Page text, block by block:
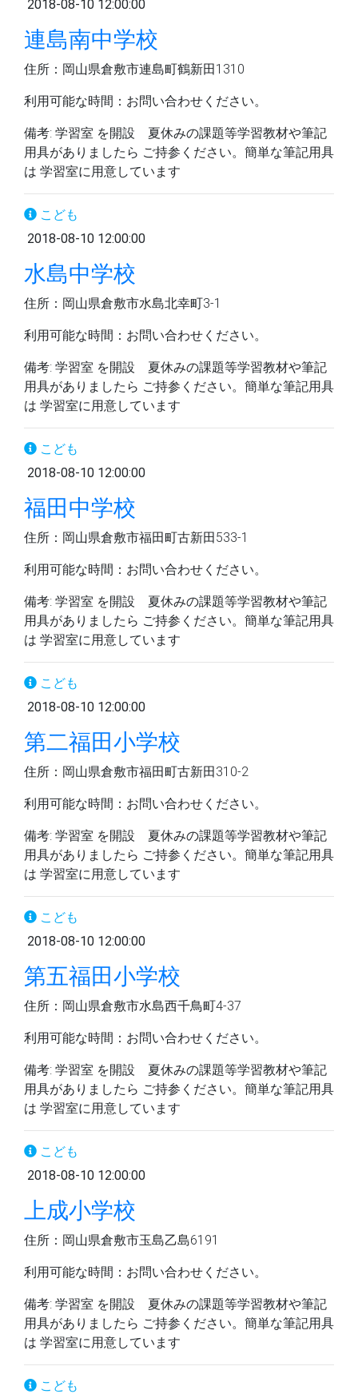
2018-08-10 12:00:00
連島南中学校
住所：岡山県倉敷市連島町鶴新田1310
利用可能な時間：お問い合わせください。
備考: 学習室 を開設 夏休みの課題等学習教材や筆記
用具がありましたら ご持参ください。簡単な筆記用具
は 学習室に用意しています
こども
2018-08-10 12:00:00
水島中学校
住所：岡山県倉敷市水島北幸町3-1
利用可能な時間：お問い合わせください。
備考: 学習室 を開設 夏休みの課題等学習教材や筆記
用具がありましたら ご持参ください。簡単な筆記用具
は 学習室に用意しています
こども
2018-08-10 12:00:00
福田中学校
住所：岡山県倉敷市福田町古新田533-1
利用可能な時間：お問い合わせください。
備考: 学習室 を開設 夏休みの課題等学習教材や筆記
用具がありましたら ご持参ください。簡単な筆記用具
は 学習室に用意しています
こども
2018-08-10 12:00:00
第二福田小学校
住所：岡山県倉敷市福田町古新田310-2
利用可能な時間：お問い合わせください。
備考: 学習室 を開設 夏休みの課題等学習教材や筆記
用具がありましたら ご持参ください。簡単な筆記用具
は 学習室に用意しています
こども
2018-08-10 12:00:00
第五福田小学校
住所：岡山県倉敷市水島西千鳥町4-37
利用可能な時間：お問い合わせください。
備考: 学習室 を開設 夏休みの課題等学習教材や筆記
用具がありましたら ご持参ください。簡単な筆記用具
は 学習室に用意しています
こども
2018-08-10 12:00:00
上成小学校
住所：岡山県倉敷市玉島乙島6191
利用可能な時間：お問い合わせください。
備考: 学習室 を開設 夏休みの課題等学習教材や筆記
用具がありましたら ご持参ください。簡単な筆記用具
は 学習室に用意しています
こども